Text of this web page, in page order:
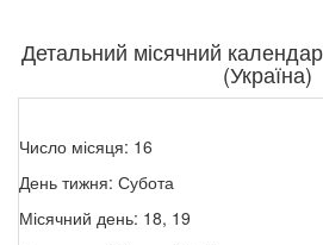
Детальний місячний
(Україна)
Число місяця: 16
День тижня: Субота
Місячний день: 18, 19